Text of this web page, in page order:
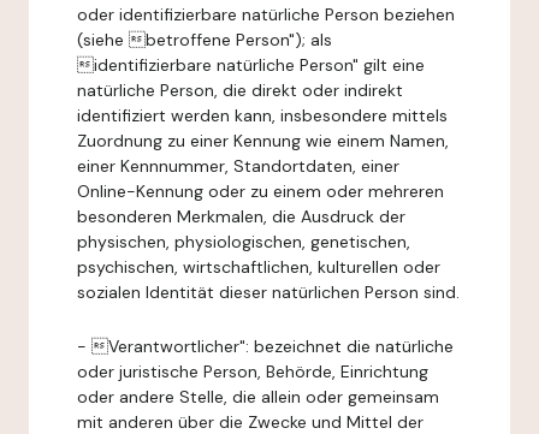
oder identifizierbare natürliche Person beziehen
(siehe betroffene Person"); als
identifizierbare natürliche Person" gilt eine
natürliche Person, die direkt oder indirekt
identifiziert werden kann, insbesondere mittels
Zuordnung zu einer Kennung wie einem Namen,
einer Kennnummer, Standortdaten, einer
Online-Kennung oder zu einem oder mehreren
besonderen Merkmalen, die Ausdruck der
physischen, physiologischen, genetischen,
psychischen, wirtschaftlichen, kulturellen oder
sozialen Identität dieser natürlichen Person sind.
- Verantwortlicher": bezeichnet die natürliche
oder juristische Person, Behörde, Einrichtung
oder andere Stelle, die allein oder gemeinsam
mit anderen über die Zwecke und Mittel der